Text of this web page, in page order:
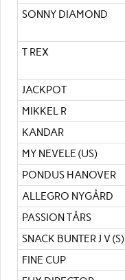
SONNY DIAMOND
T REX
JACKPOT
MIKKEL R
KANDAR
MY NEVELE (US)
PONDUS HANOVER
ALLEGRO NYGÅRD
PASSION TÅRS
SNACK BUNTER J V (S)
FINE CUP